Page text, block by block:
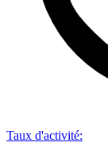
Taux d'activité: